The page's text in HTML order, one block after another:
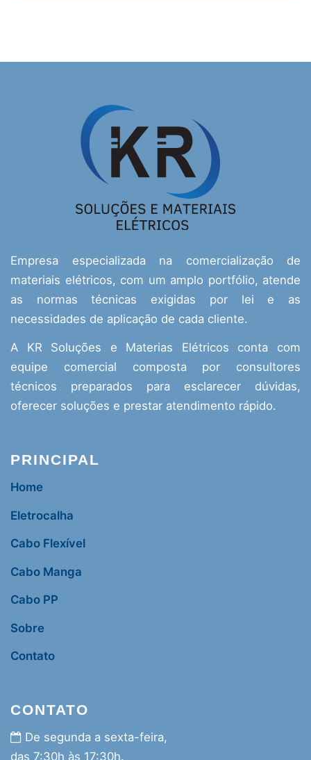
Empresa especializada na comercialização de
materiais elétricos, com um amplo portfólio, atende
as normas técnicas exigidas por lei e as
necessidades de aplicação de cada cliente.
A KR Soluções e Materias Elétricos conta com
equipe comercial composta por consultores
técnicos preparados para esclarecer dúvidas,
oferecer soluções e prestar atendimento rápido.
PRINCIPAL
Home
Eletrocalha
Cabo Flexível
Cabo Manga
Cabo PP
Sobre
Contato
CONTATO
De segunda a sexta-feira,
das 7:30h às 17:30h.